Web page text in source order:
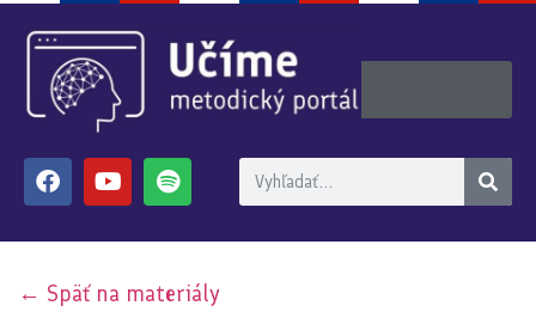
← Späť na materiály